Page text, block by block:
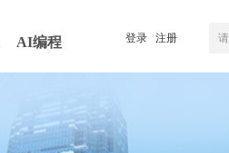
AI编程 登录 注册